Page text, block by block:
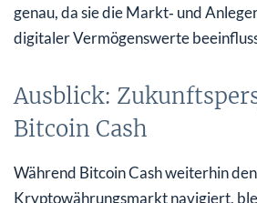
genau, da sie die Markt‑ und
digitaler Vermögenswerte
Ausblick:
Bitcoin Cash
Während Bitcoin Cash weiterhin
Kryptowährungsmarkt navigiert,